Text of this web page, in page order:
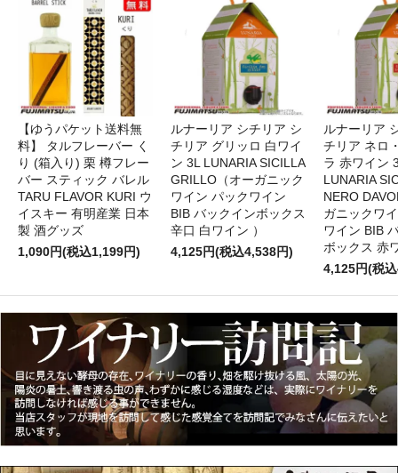
【ゆうパケット送料無
料】 タルフレーバー く
り (箱入り) 栗 樽フレー
バー スティック バレル
TARU FLAVOR KURI ウ
イスキー 有明産業 日本
製 酒グッズ
1,090円(税込1,199円)
ルナーリア シチリア シ
チリア グリッロ 白ワイ
ン 3L LUNARIA SICILLA
GRILLO（オーガニック
ワイン パックワイン
BIB バックインボックス
辛口 白ワイン ）
4,125円(税込4,538円)
ルナーリア
チリア ネロ
ラ 赤ワイ
LUNARIA
NERO
ガニックワ
ワイン BIB
ボックス 赤
4,125円(税